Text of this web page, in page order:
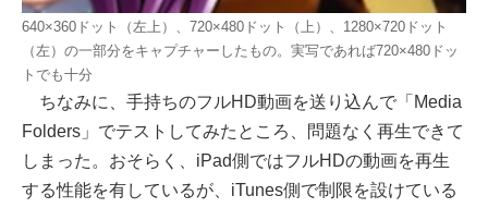
640×360ドット（左上）、720×480ドット（上）、1280×720ドット
（左）の一部分をキャプチャーしたもの。実写であれば720×480ドッ
トでも十分
ちなみに、手持ちのフルHD動画を送り込んで「Media
Folders」でテストしてみたところ、問題なく再生できて
しまった。おそらく、iPad側ではフルHDの動画を再生
する性能を有しているが、iTunes側で制限を設けている